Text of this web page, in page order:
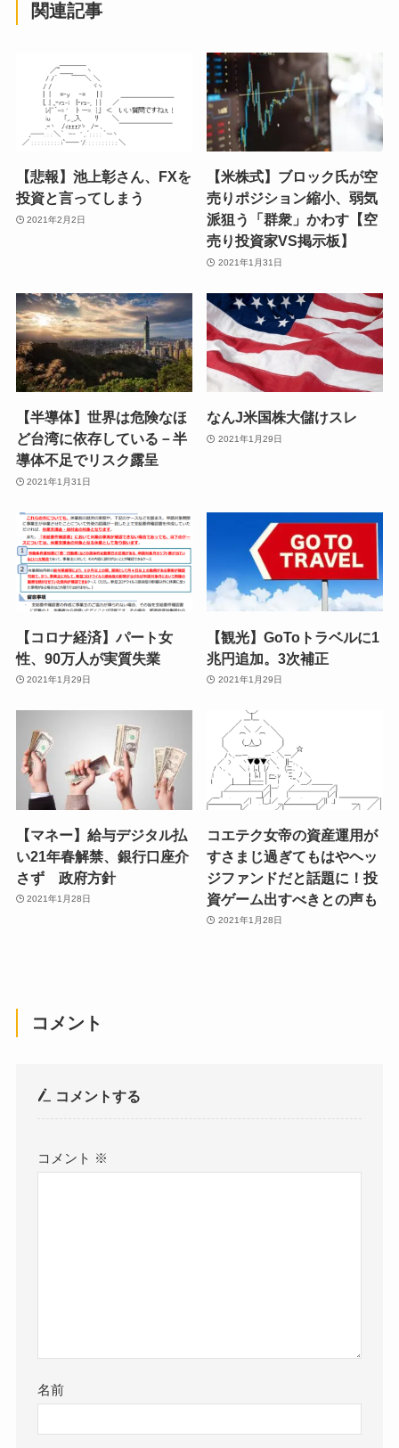
関連記事
【悲報】池上彰さん、FXを
投資と言ってしまう
2021年2月2日
【米株式】ブロック氏が空
売りポジション縮小、弱気
派狙う「群衆」かわす【空
売り投資家VS掲示板】
2021年1月31日
【半導体】世界は危険なほ
ど台湾に依存している－半
導体不足でリスク露呈
2021年1月31日
なんJ米国株大儲けスレ
2021年1月29日
【コロナ経済】パート女
性、90万人が実質失業
2021年1月29日
【観光】GoToトラベルに1
兆円追加。3次補正
2021年1月29日
【マネー】給与デジタル払
い21年春解禁、銀行口座介
さず 政府方針
2021年1月28日
コエテク女帝の資産運用が
すさまじ過ぎてもはやヘッ
ジファンドだと話題に！投
資ゲーム出すべきとの声も
2021年1月28日
コメント
コメントする
コメント ※
名前